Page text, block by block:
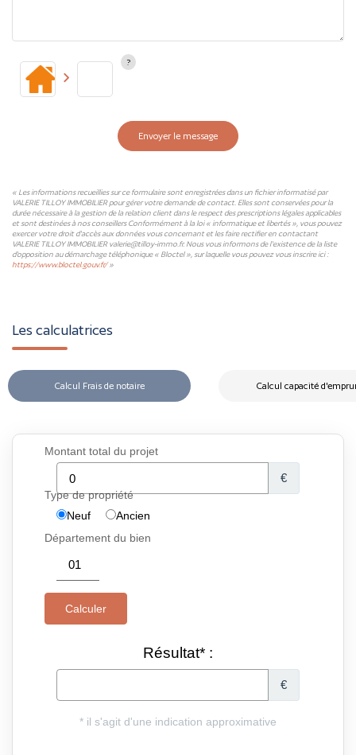
Envoyer le message
« Les informations recueillies sur ce formulaire sont enregistrées dans un fichier informatisé par
VALERIE TILLOY IMMOBILIER pour gérer votre demande de contact. Elles sont conservées pour la
durée nécessaire à la gestion de la relation client dans le respect des prescriptions légales applicables
et sont destinées à nos conseillers Conformément à la loi « informatique et libertés », vous pouvez
exercer votre droit d'accès aux données vous concernant et les faire rectifier en contactant
VALERIE TILLOY IMMOBILIER valerie@tilloy-immo.fr. Nous vous informons de l'existence de la liste
d'opposition au démarchage téléphonique « Bloctel », sur laquelle vous pouvez vous inscrire ici :
https://www.bloctel.gouv.fr/»
Les calculatrices
Calcul Frais de notaire Calcul capacité